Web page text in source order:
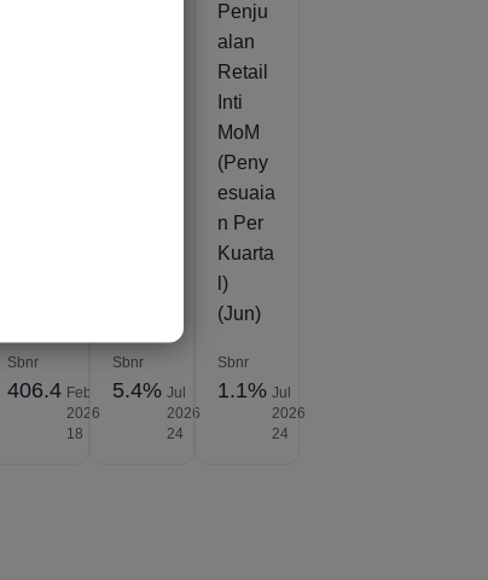
Sbnr
406.4 Feb
2026
18
Sbnr
5.4% Jul
2026
24
Penju
alan
Retail
Inti
MoM
(Peny
esuaia
n Per
Kuarta
l)
(Jun)
Sbnr
1.1% Jul
2026
24